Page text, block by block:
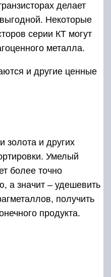
делает
Некоторые
серии КТ могут
металла.
и другие ценные
золота и других
Умелый
более точно
а значит – удешевить
получить
продукта.